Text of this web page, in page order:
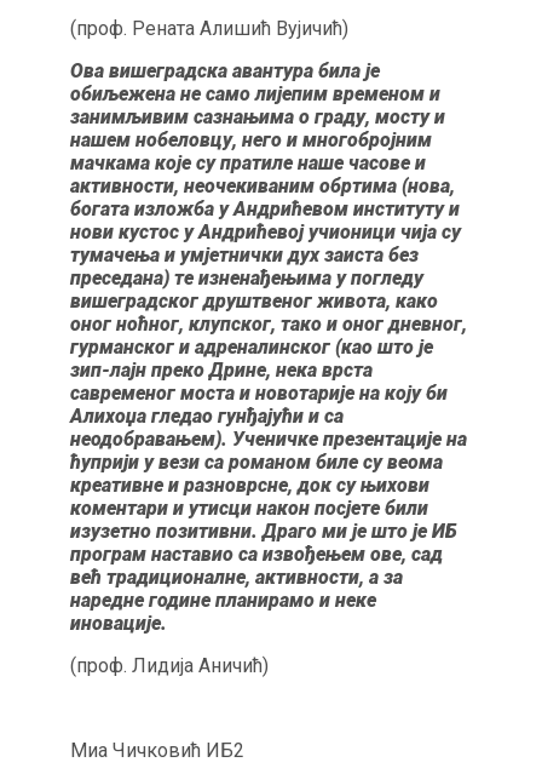
(проф. Рената Алишић Вујичић)
Ова вишеградска авантура била је
обиљежена не само лијепим временом и
занимљивим сазнањима о граду, мосту и
нашем нобеловцу, него и многобројним
мачкама које су пратиле наше часове и
активности, неочекиваним обртима (нова,
богата изложба у Андрићевом институту и
нови кустос у Андрићевој учионици чија су
тумачења и умјетнички дух заиста без
преседана) те изненађењима у погледу
вишеградског друштвеног живота, како
оног ноћног, клупског, тако и оног дневног,
гурманског и адреналинског (као што је
зип-лајн преко Дрине, нека врста
савременог моста и новотарије на коју би
Алихоџа гледао гунђајући и са
неодобравањем). Ученичке презентације на
ћуприји у вези са романом биле су веома
креативне и разноврсне, док су њихови
коментари и утисци након посјете били
изузетно позитивни. Драго ми је што је ИБ
програм наставио са извођењем ове, сад
већ традиционалне, активности, а за
наредне године планирамо и неке
иновације.
(проф. Лидија Аничић)
Миа Чичковић ИБ2